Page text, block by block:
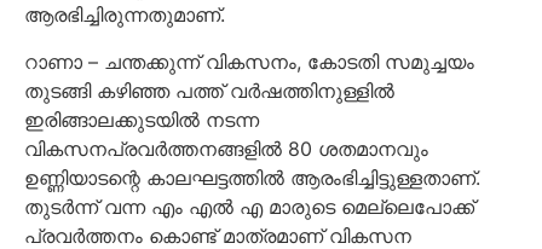
ആരഭിച്ചിരുന്നതുമാണ്.
റാണാ – ചന്തക്കുന്ന് വികസനം, കോടതി സമുച്ചയം
തുടങ്ങി കഴിഞ്ഞ പത്ത് വർഷത്തിനുള്ളിൽ
ഇരിങ്ങാലക്കുടയിൽ നടന്ന
വികസനപ്രവർത്തനങ്ങളിൽ 80 ശതമാനവും
ഉണ്ണിയാടന്റെ കാലഘട്ടത്തിൽ ആരംഭിച്ചിട്ടുള്ളതാണ്.
തുടർന്ന്‌ വന്ന എം എൽ എ മാരുടെ മെല്ലെപോക്ക്
പ്രവർത്തനം കൊണ്ട് മാത്രമാണ് വികസന